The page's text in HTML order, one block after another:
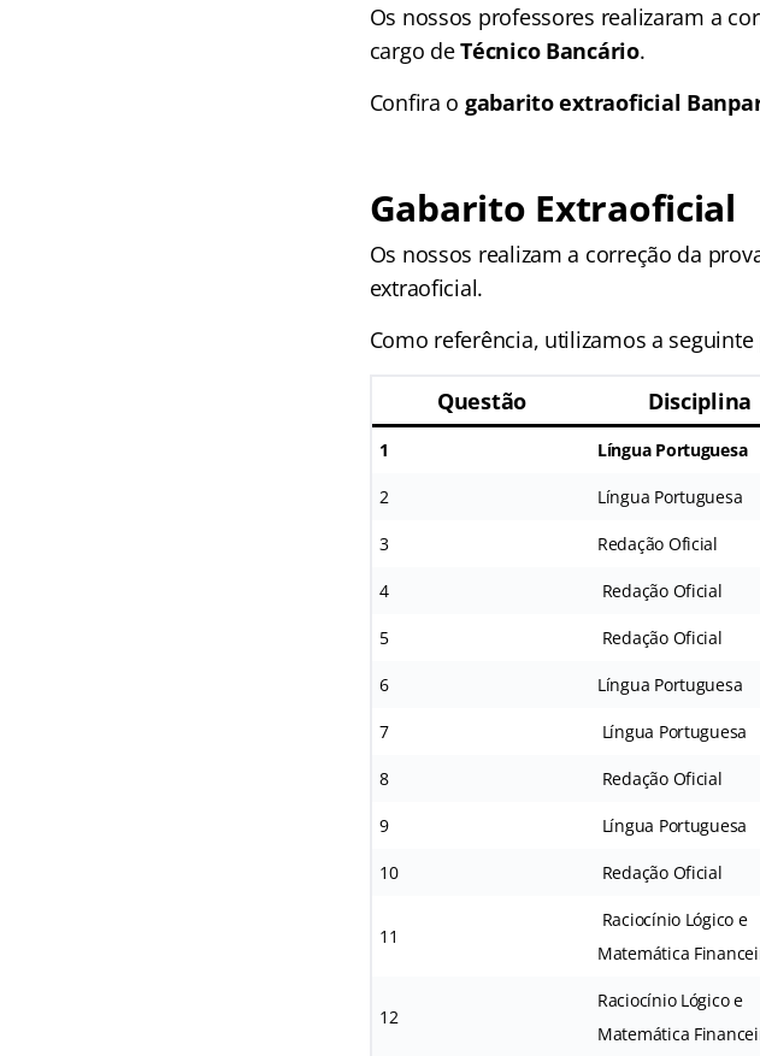
Os nossos professores realizaram a
cargo deTécnico Bancário.
Confira o gabarito extraoficial
Gabarito Extraoficial
Os nossos realizam a correção da
extraoficial.
Como referência, utilizamos a
Questão Disciplina
1 Língua Portuguesa
2 Língua Portuguesa
3 Redação Oficial
4 Redação Oficial
5 Redação Oficial
6 Língua Portuguesa
7 Língua Portuguesa
8 Redação Oficial
9 Língua Portuguesa
10 Redação Oficial
11
Raciocínio Lógico e
Matemática
12
Raciocínio Lógico e
Matemática